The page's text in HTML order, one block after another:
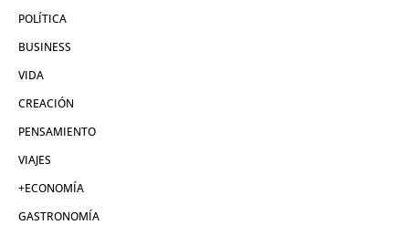
POLÍTICA
BUSINESS
VIDA
CREACIÓN
PENSAMIENTO
VIAJES
+ECONOMÍA
GASTRONOMÍA